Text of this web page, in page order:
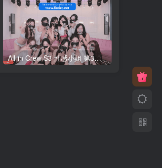
All-in Crew S3 性感小姐 第3季 全集 All in one 合集版 中文简繁字幕